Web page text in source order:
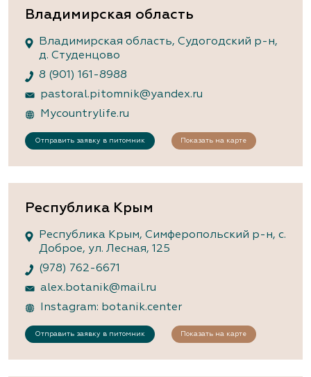
Владимирская область
Владимирская область, Судогодский р-н,
д. Студенцово
8 (901) 161-8988
pastoral.pitomnik@yandex.ru
Mycountrylife.ru
Отправить заявку в питомник Показать на карте
Республика Крым
Республика Крым, Симферопольский р-н, с.
Доброе, ул. Лесная, 125
(978) 762-6671
alex.botanik@mail.ru
Instagram: botanik.center
Отправить заявку в питомник Показать на карте